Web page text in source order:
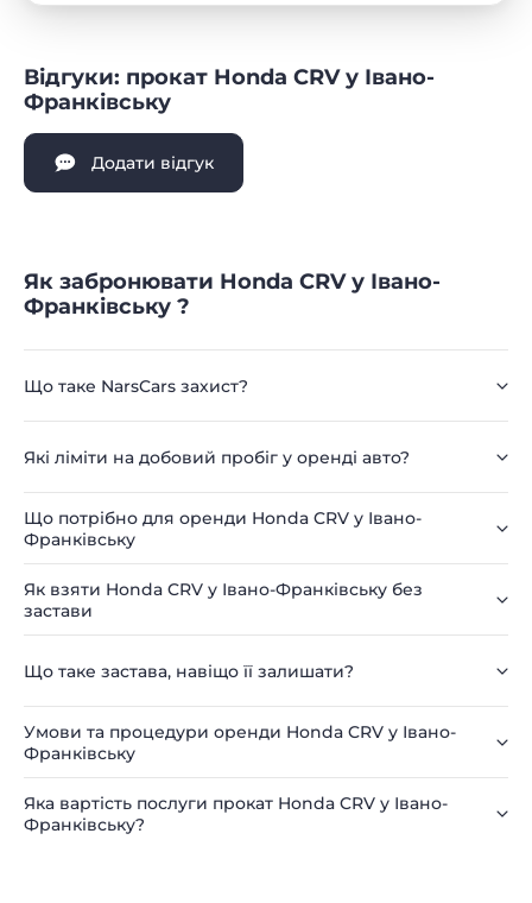
Відгуки: прокат Honda CRV у Івано-
Франківську
Додати відгук
Як забронювати Honda CRV у Івано-
Франківську ?
Що таке NarsCars захист?
Які ліміти на добовий пробіг у оренді авто?
Що потрібно для оренди Honda CRV у Івано-
Франківську
Як взяти Honda CRV у Івано-Франківську без
застави
Що таке застава, навіщо її залишати?
Умови та процедури оренди Honda CRV у Івано-
Франківську
Яка вартість послуги прокат Honda CRV у Івано-
Франківську?